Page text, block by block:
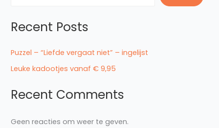
Recent Posts
Puzzel – “Liefde vergaat niet” – ingelijst
Leuke kadootjes vanaf € 9,95
Recent Comments
Geen reacties om weer te geven.